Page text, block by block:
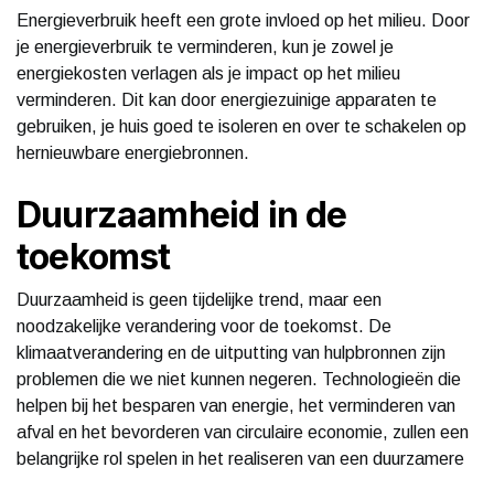
Energieverbruik heeft een grote invloed op het milieu. Door
je energieverbruik te verminderen, kun je zowel je
energiekosten verlagen als je impact op het milieu
verminderen. Dit kan door energiezuinige apparaten te
gebruiken, je huis goed te isoleren en over te schakelen op
hernieuwbare energiebronnen.
Duurzaamheid in de
toekomst
Duurzaamheid is geen tijdelijke trend, maar een
noodzakelijke verandering voor de toekomst. De
klimaatverandering en de uitputting van hulpbronnen zijn
problemen die we niet kunnen negeren. Technologieën die
helpen bij het besparen van energie, het verminderen van
afval en het bevorderen van circulaire economie, zullen een
belangrijke rol spelen in het realiseren van een duurzamere